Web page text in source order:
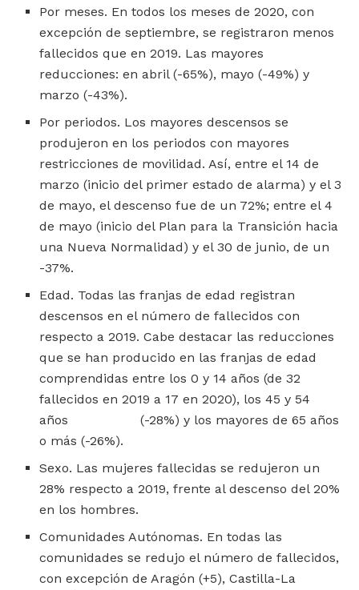
Por meses. En todos los meses de 2020, con
excepción de septiembre, se registraron menos
fallecidos que en 2019. Las mayores
reducciones: en abril (-65%), mayo (-49%) y
marzo (-43%).
Por periodos. Los mayores descensos se
produjeron en los periodos con mayores
restricciones de movilidad. Así, entre el 14 de
marzo (inicio del primer estado de alarma) y el 3
de mayo, el descenso fue de un 72%; entre el 4
de mayo (inicio del Plan para la Transición hacia
una Nueva Normalidad) y el 30 de junio, de un
-37%.
Edad. Todas las franjas de edad registran
descensos en el número de fallecidos con
respecto a 2019. Cabe destacar las reducciones
que se han producido en las franjas de edad
comprendidas entre los 0 y 14 años (de 32
fallecidos en 2019 a 17 en 2020), los 45 y 54
años (-28%) y los mayores de 65 años
o más (-26%).
Sexo. Las mujeres fallecidas se redujeron un
28% respecto a 2019, frente al descenso del 20%
en los hombres.
Comunidades Autónomas. En todas las
comunidades se redujo el número de fallecidos,
con excepción de Aragón (+5), Castilla-La